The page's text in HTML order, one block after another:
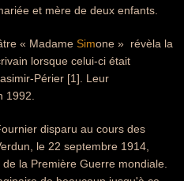
et mère de deux enfants.
« Madame Simone »  révèla la
lorsque celui-ci était
Périer [1]. Leur
1992.
disparu au cours des
le 22 septembre 1914,
la Première Guerre mondiale.